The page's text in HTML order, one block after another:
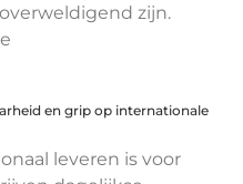
zijn.
en grip op internationale
leveren is voor